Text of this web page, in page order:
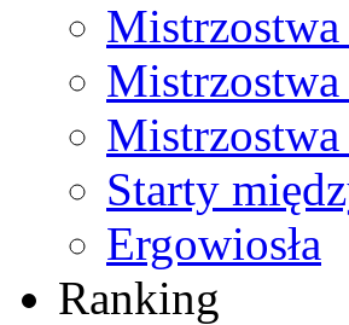
Mistrzostwa
Starty
Ergowiosła
Ranking